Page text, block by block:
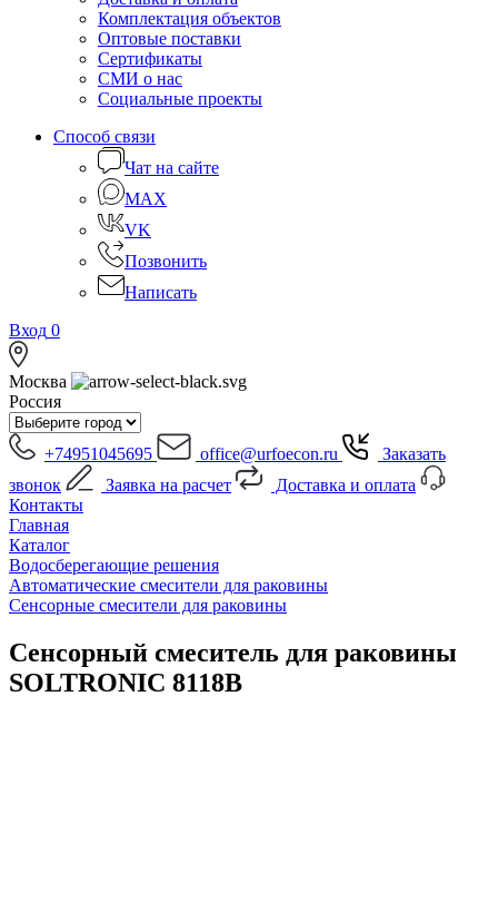
Комплектация объектов
Оптовые поставки
Сертификаты
СМИ о нас
Социальные проекты
Способ связи
Чат на сайте
MAX
VK
Позвонить
Написать
Вход 0
Москва
Россия
+74951045695 office@urfoecon.ru
Заказать
звонок
Заявка на расчет
Доставка и оплата
Контакты
Главная
Каталог
Водосберегающие решения
Автоматические смесители для раковины
Сенсорные смесители для раковины
Сенсорный смеситель для раковины
SOLTRONIC 8118B